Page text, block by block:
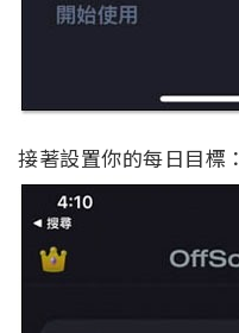
接著設置你的每日目標：